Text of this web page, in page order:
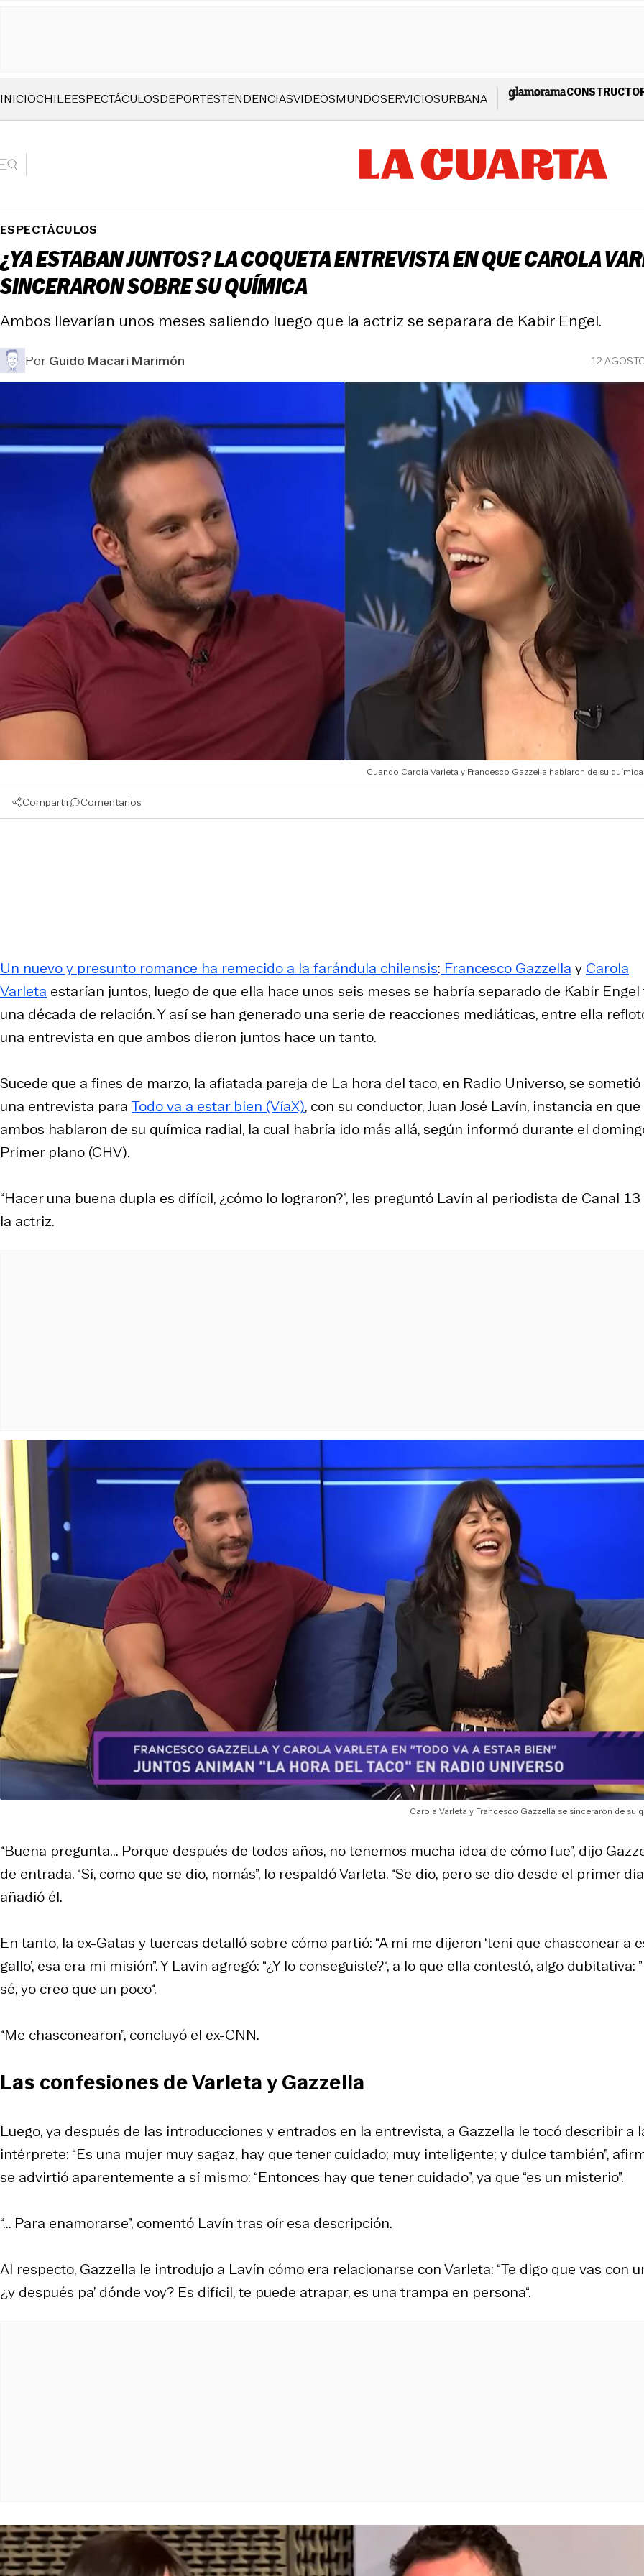
INICIOCHILEESPECTÁCULOSDEPORTESTENDENCIASVIDEOSMUNDOSERVICIOSURBANA
ESPECTÁCULOS
¿YA ESTABAN JUNTOS? LA COQUETA ENTREVISTA EN QUE CAROLA
SINCERARON SOBRE SU QUÍMICA
Ambos llevarían unos meses saliendo luego que la actriz se separara de Kabir Engel.
PorGuido Macari Marimón 12
Cuando Carola Varleta y Francesco Gazzella hablaron de su
Compartir Comentarios
Un nuevo y presunto romance ha remecido a la farándula chilensis: Francesco Gazzella y Carola
Varleta estarían juntos, luego de que ella hace unos seis meses se habría separado de Kabir
una década de relación. Y así se han generado una serie de reacciones mediáticas, entre ella
una entrevista en que ambos dieron juntos hace un tanto.
Sucede que a fines de marzo, la afiatada pareja de La hora del taco, en Radio Universo, se sometió
una entrevista para Todo va a estar bien (VíaX), con su conductor, Juan José Lavín, instancia en que
ambos hablaron de su química radial, la cual habría ido más allá, según informó durante el
Primer plano (CHV).
“Hacer una buena dupla es difícil, ¿cómo lo lograron?”, les preguntó Lavín al periodista de Canal 13
la actriz.
Carola Varleta y Francesco Gazzella se sinceraron de su
“Buena pregunta... Porque después de todos años, no tenemos mucha idea de cómo fue”, dijo
de entrada. “Sí, como que se dio, nomás”, lo respaldó Varleta. “Se dio, pero se dio desde el primer
añadió él.
En tanto, la ex-Gatas y tuercas detalló sobre cómo partió: “A mí me dijeron ‘teni que chasconear a
gallo’, esa era mi misión”. Y Lavín agregó: “¿Y lo conseguiste?“, a lo que ella contestó, algo dubitativa:
sé, yo creo que un poco“.
“Me chasconearon”, concluyó el ex-CNN.
Las confesiones de Varleta y Gazzella
Luego, ya después de las introducciones y entrados en la entrevista, a Gazzella le tocó describir a
intérprete: “Es una mujer muy sagaz, hay que tener cuidado; muy inteligente; y dulce también”,
se advirtió aparentemente a sí mismo: “Entonces hay que tener cuidado”, ya que “es un misterio”.
“... Para enamorarse”, comentó Lavín tras oír esa descripción.
Al respecto, Gazzella le introdujo a Lavín cómo era relacionarse con Varleta: “Te digo que vas con
¿y después pa’ dónde voy? Es difícil, te puede atrapar, es una trampa en persona“.